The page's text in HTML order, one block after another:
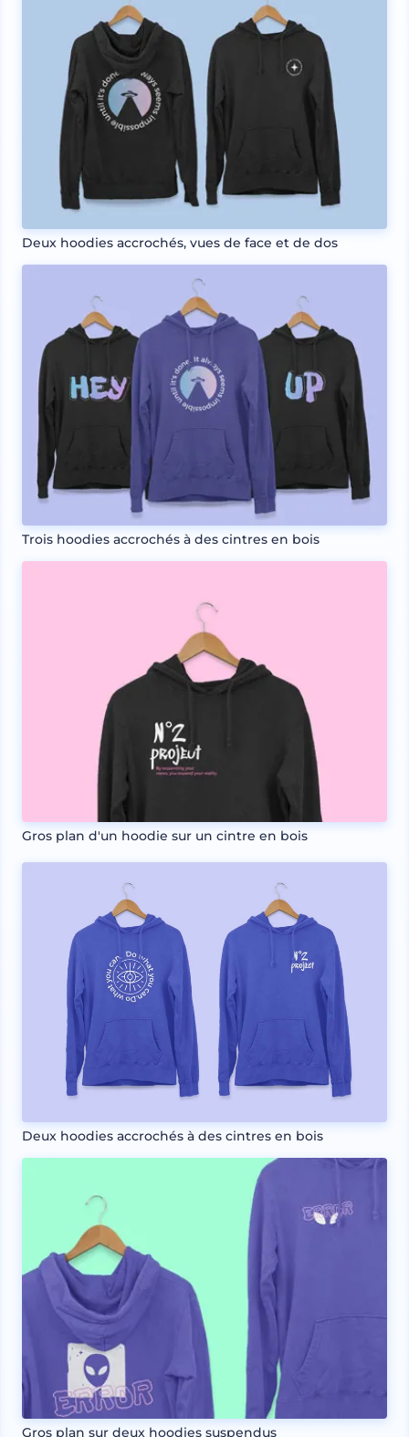
Deux hoodies accrochés, vues de face et de dos
Trois hoodies accrochés à des cintres en bois
Gros plan d'un hoodie sur un cintre en bois
Deux hoodies accrochés à des cintres en bois
Gros plan sur deux hoodies suspendus